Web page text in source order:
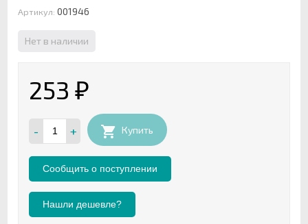
Артикул: 001946
Нет в наличии
253 ₽
- + Купить
Нашли дешевле?